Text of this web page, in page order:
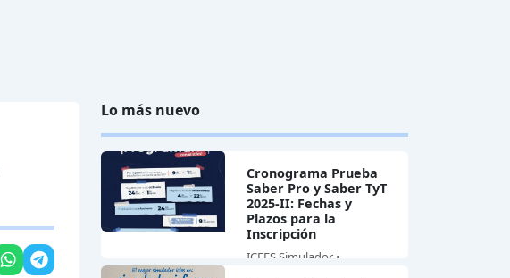
Lo más nuevo
Cronograma Prueba
Saber Pro y Saber TyT
2025-II: Fechas y
Plazos para la
Inscripción
ICFES Simulador •